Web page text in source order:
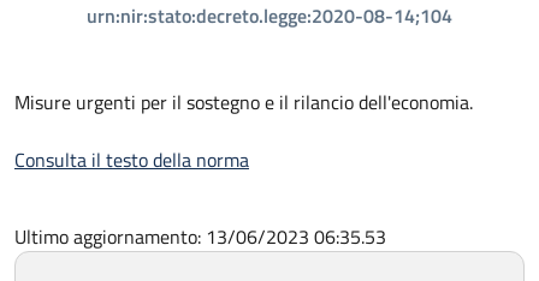
urn:nir:stato:decreto.legge:2020-08-14;104
Misure urgenti per il sostegno e il rilancio dell'economia.
Consulta il testo della norma
Ultimo aggiornamento: 13/06/2023 06:35.53